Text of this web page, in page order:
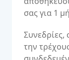
σας για 1
την